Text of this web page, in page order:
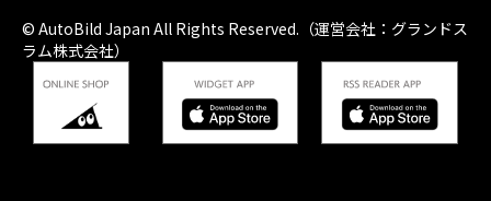
© AutoBild Japan All Rights Reserved.（運営会社：グランドス
ラム株式会社）